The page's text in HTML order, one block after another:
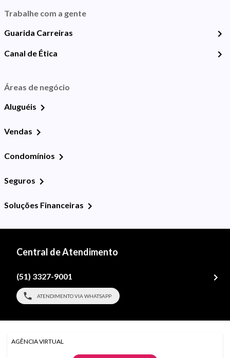
Trabalhe com a gente
Guarida Carreiras
Canal de Ética
Áreas de negócio
Aluguéis
Vendas
Condomínios
Seguros
Soluções Financeiras
Central de Atendimento
(51) 3327-9001
ATENDIMENTO VIA WHATSAPP
AGÊNCIA VIRTUAL